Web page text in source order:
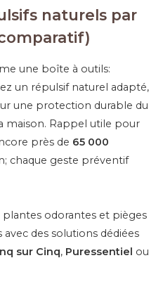
naturels par
une boîte à outils:
un répulsif naturel adapté,
une protection durable du
maison. Rappel utile pour
près de 65 000
chaque geste préventif
odorantes et pièges
des solutions dédiées
sur Cinq, Puressentiel ou